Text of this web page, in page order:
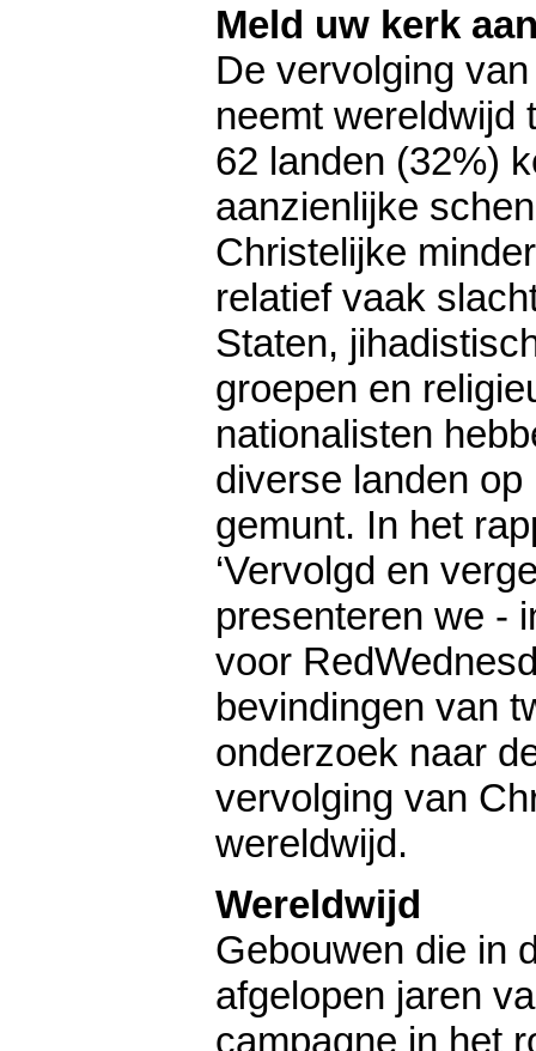
Meld uw kerk
De vervolging
neemt wereldwijd
62 landen (32%)
aanzienlijke
Christelijke
relatief vaak
Staten,
groepen en
nationalisten
diverse landen op
gemunt. In het
‘Vervolgd en
presenteren we -
voor
bevindingen van
onderzoek naar
vervolging van
wereldwijd.
Wereldwijd
Gebouwen die in
afgelopen jaren
campagne in het